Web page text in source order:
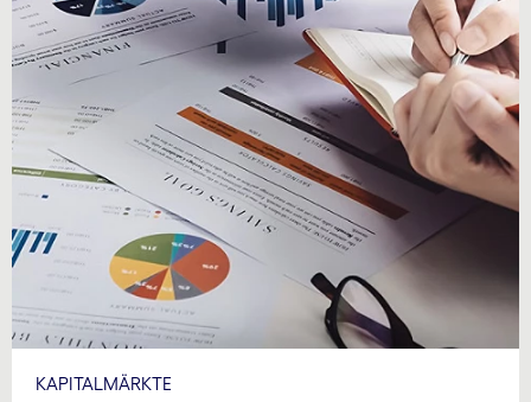
KAPITALMÄRKTE